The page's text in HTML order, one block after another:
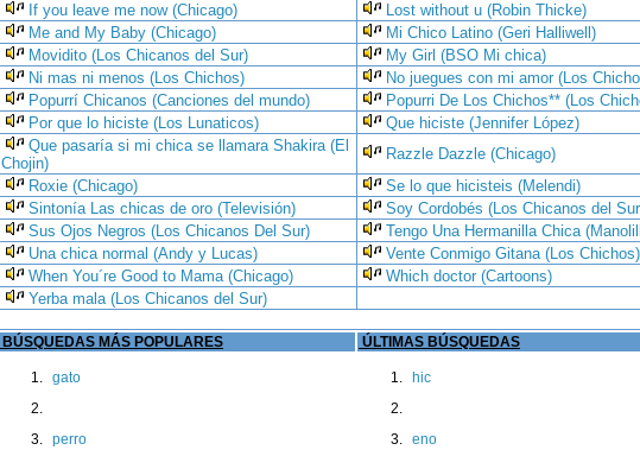
If you leave me now (Chicago)
Lost without u (Robin Thicke)
Me and My Baby (Chicago)
Mi Chico Latino (Geri Halliwell)
Movidito (Los Chicanos del Sur)
My Girl (BSO Mi chica)
Ni mas ni menos (Los Chichos)
No juegues con mi amor (Los
Popurrí Chicanos (Canciones del mundo)
Popurri De Los Chichos** (Los
Por que lo hiciste (Los Lunaticos)
Que hiciste (Jennifer López)
Que pasaría si mi chica se llamara Shakira (El
Chojin)
Razzle Dazzle (Chicago)
Roxie (Chicago)
Se lo que hicisteis (Melendi)
Sintonía Las chicas de oro (Televisión)
Soy Cordobés (Los Chicanos del
Sus Ojos Negros (Los Chicanos Del Sur)
Tengo Una Hermanilla Chica
Una chica normal (Andy y Lucas)
Vente Conmigo Gitana (Los Chichos)
When You´re Good to Mama (Chicago)
Which doctor (Cartoons)
Yerba mala (Los Chicanos del Sur)
BÚSQUEDAS MÁS POPULARES ÚLTIMAS BÚSQUEDAS
gato
perro
hic
eno